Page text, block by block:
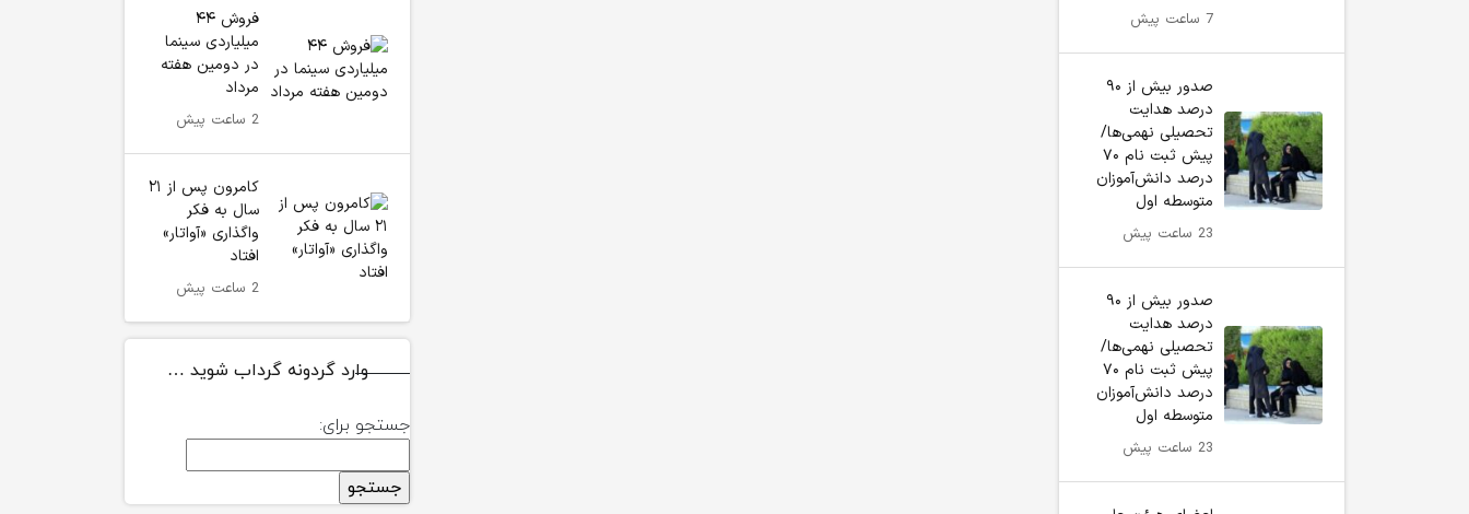
7 ساعت پیش
صدور بیش از ۹۰
درصد هدایت
تحصیلی نهمی‌ها/
پیش ثبت نام ۷۰
درصد دانش‌آموزان
متوسطه اول
23 ساعت پیش
صدور بیش از ۹۰
درصد هدایت
تحصیلی نهمی‌ها/
پیش ثبت نام ۷۰
درصد دانش‌آموزان
متوسطه اول
23 ساعت پیش
فروش ۴۴
میلیاردی سینما
در دومین هفته‌
مرداد
2 ساعت پیش
کامرون پس از ۲۱
سال به فکر
واگذاری «آواتار»
افتاد
2 ساعت پیش
وارد گردونه گرداب شوید …
جستجو برای: